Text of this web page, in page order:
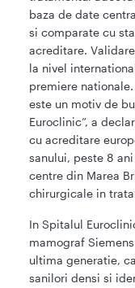
baza de date
si comparate cu
acreditare.
la nivel
premiere
este un motiv de
Euroclinic”, a
cu acreditare
sanului, peste 8
centre din Marea
chirurgicale in
In Spitalul
mamograf
ultima generatie,
sanilori densi si